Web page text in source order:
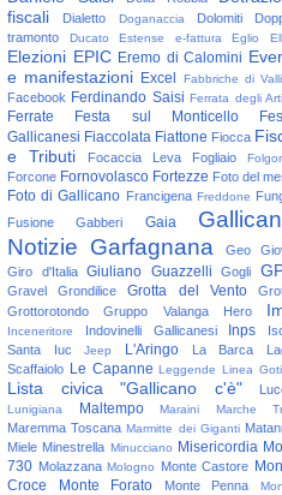
fiscali
Dialetto Doganaccia Dolomiti
tramonto
Ducato Estense e-fattura Eglio
Elezioni EPIC Eremo di Calomini
e manifestazioni Excel Fabbriche di
Facebook Ferdinando Saisi Ferrata degli
Ferrate Festa sul Monticello
Gallicanesi Fiaccolata Fiattone Fiocca
e Tributi
Focaccia Leva Fogliaio
Forcone Fornovolasco Fortezze Foto del
Foto di Gallicano Francigena Freddone
Fusione
Gabberi Gaia
Notizie Garfagnana Geo
Giro d'Italia
Giuliano Guazzelli Gogli
Gravel Grondilice Grotta del Vento
Grottorotondo
Gruppo Valanga Hero
Inceneritore Indovinelli Gallicanesi Inps
Santa
Iuc Jeep L'Aringo La Barca
Scaffaiolo Le Capanne Leggende Linea
Lista civica "Gallicano c'è"
Lunigiana Maltempo Maraini Marche
Maremma Toscana Marmitte dei Giganti
Miele Minestrella Minucciano Misericordia
730 Molazzana Mologno Monte Castore
Croce
Monte Forato Monte Penna